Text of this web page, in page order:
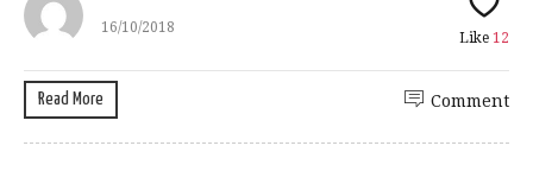
16/10/2018
Like 12
Read More Comment